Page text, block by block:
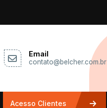
Email
contato@belcher.com.br
Acesso Clientes